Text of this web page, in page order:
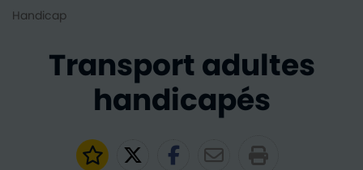
Handicap
Transport adultes
handicapés